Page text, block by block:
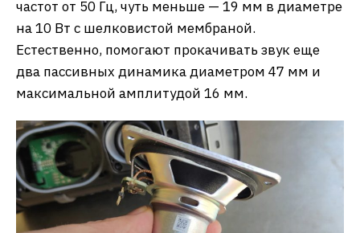
частот от 50 Гц, чуть меньше — 19 мм в диаметре
на 10 Вт с шелковистой мембраной.
Естественно, помогают прокачивать звук еще
два пассивных динамика диаметром 47 мм и
максимальной амплитудой 16 мм.